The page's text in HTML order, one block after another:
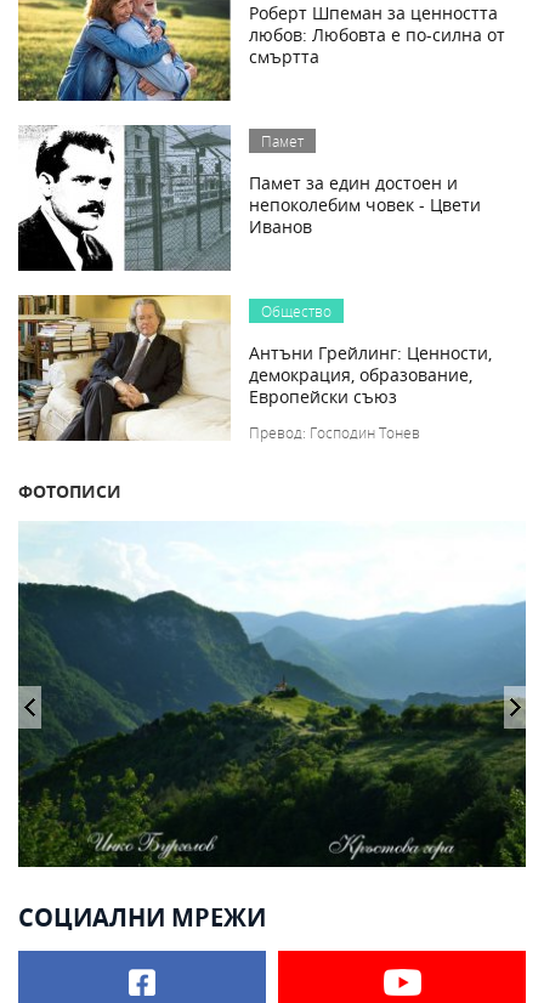
Роберт Шпеман за ценността
любов: Любовта е по-силна от
смъртта
Памет
Памет за един достоен и
непоколебим човек - Цвети
Иванов
Общество
Антъни Грейлинг: Ценности,
демокрация, образование,
Европейски съюз
Превод: Господин Тонев
ФОТОПИСИ
СОЦИАЛНИ МРЕЖИ